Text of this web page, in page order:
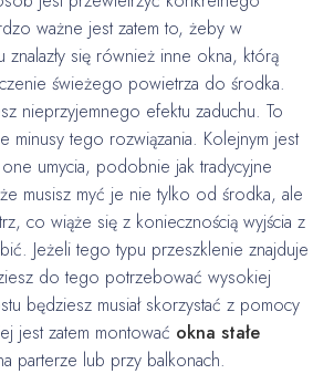
ważne jest zatem to, żeby w
znalazły się również inne okna, którą
świeżego powietrza do środka.
nieprzyjemnego efektu zaduchu. To
minusy tego rozwiązania. Kolejnym jest
umycia, podobnie jak tradycyjne
musisz myć je nie tylko od środka, ale
co wiąże się z koniecznością wyjścia z
Jeżeli tego typu przeszklenie znajduje
do tego potrzebować wysokiej
będziesz musiał skorzystać z pomocy
jest zatem montować okna stałe
parterze lub przy balkonach.